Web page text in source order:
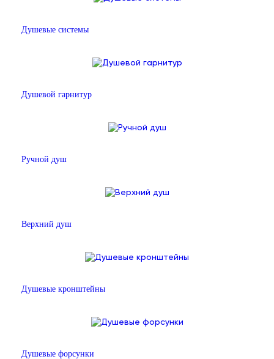
Душевые системы
Душевой гарнитур
Ручной душ
Верхний душ
Душевые кронштейны
Душевые форсунки